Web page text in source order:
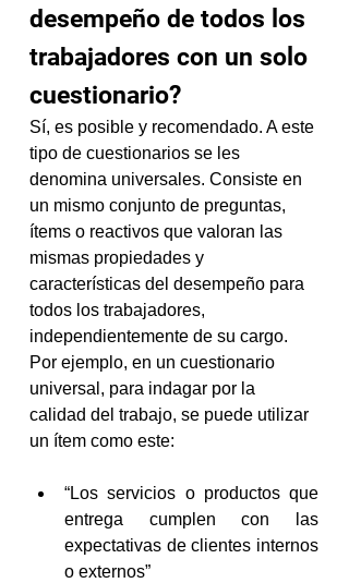
desempeño de todos los
trabajadores con un solo
cuestionario?
Sí, es posible y recomendado. A este
tipo de cuestionarios se les
denomina universales. Consiste en
un mismo conjunto de preguntas,
ítems o reactivos que valoran las
mismas propiedades y
características del desempeño para
todos los trabajadores,
independientemente de su cargo.
Por ejemplo, en un cuestionario
universal, para indagar por la
calidad del trabajo, se puede utilizar
un ítem como este:
“Los servicios o productos que
entrega cumplen con las
expectativas de clientes internos
o externos”